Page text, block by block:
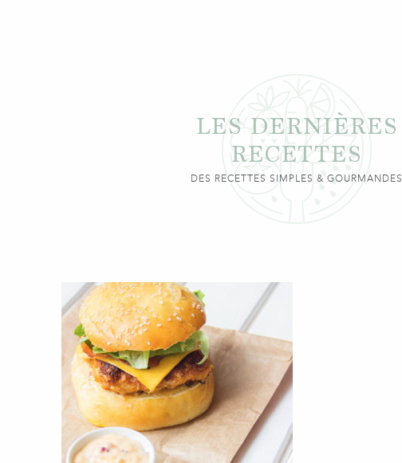
LES DERNIÈRES
RECETTES
DES RECETTES SIMPLES & GOURMANDES